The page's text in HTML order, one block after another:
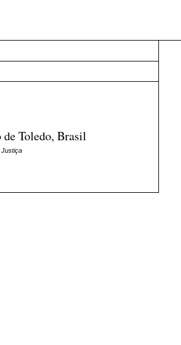
Toledo, Brasil
Justiça